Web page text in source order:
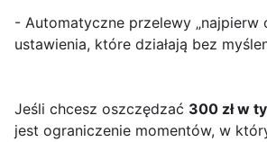
- Automatyczne przelewy „najpierw
ustawienia, które działają bez
Jeśli chcesz oszczędzać 300 zł w
jest ograniczenie momentów, w